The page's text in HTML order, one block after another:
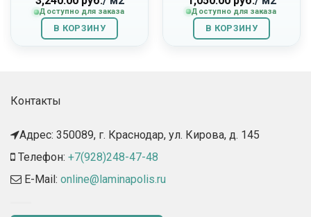
Доступно для заказа
В КОРЗИНУ
Доступно для заказа
В КОРЗИНУ
Контакты
Адрес: 350089, г. Краснодар, ул. Кирова, д. 145​
Телефон: +7(928)248-47-48
E-Mail: online@laminapolis.ru